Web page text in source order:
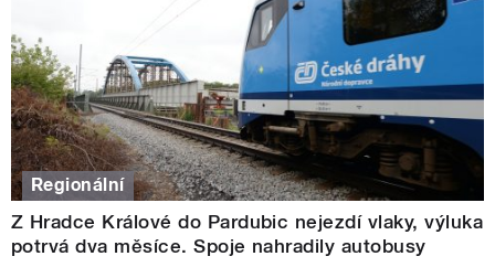
Regionální
Z Hradce Králové do Pardubic nejezdí vlaky, výluka
potrvá dva měsíce. Spoje nahradily autobusy